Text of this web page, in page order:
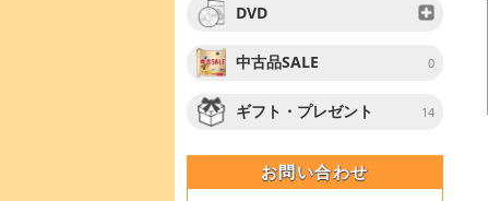
DVD
中古品SALE 0
ギフト・プレゼント 14
お問い合わせ